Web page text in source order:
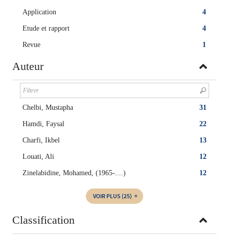
4
Application
4
Etude et rapport
1
Revue
Auteur
31
Chelbi, Mustapha
22
Hamdi, Faysal
13
Charfi, Ikbel
12
Louati, Ali
12
Zinelabidine, Mohamed, (1965-....)
VOIR PLUS (25)
Classification